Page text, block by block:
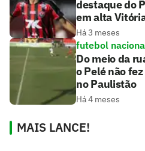
destaque do
em alta
Há 3 meses
futebol
Do meio da
o Pelé não
no Paulistão
Há 4 meses
MAIS LANCE!